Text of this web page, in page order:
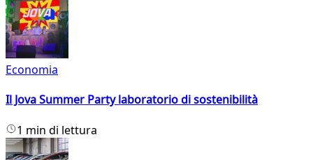
Economia
Il Jova Summer Party laboratorio di sostenibilità
1 min di lettura